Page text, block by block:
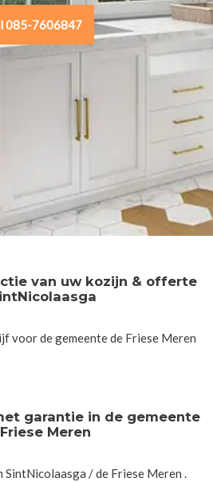
085-7606847
van uw kozijn & offerte
voor de gemeente de Friese Meren
garantie in de gemeente
Meren
SintNicolaasga / de Friese Meren .